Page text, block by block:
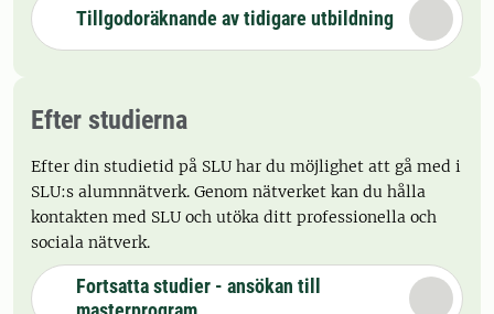
Tillgodoräknande av tidigare utbildning
Efter studierna
Efter din studietid på SLU har du möjlighet att gå med i
SLU:s alumnnätverk. Genom nätverket kan du hålla
kontakten med SLU och utöka ditt professionella och
sociala nätverk.
Fortsatta studier - ansökan till